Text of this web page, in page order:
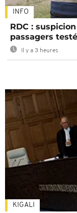
INFO
RDC :
passagers
Il y a 3 heures
KIGALI